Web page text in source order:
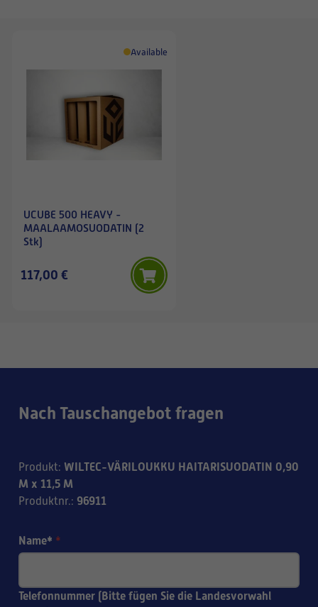
Available
UCUBE 500 HEAVY -
MAALAAMOSUODATIN (2
Stk)
117,00 €
Nach Tauschangebot fragen
Produkt: WILTEC-VÄRILOUKKU HAITARISUODATIN 0,90
M x 11,5 M
Produktnr.: 96911
Name* *
Telefonnummer (Bitte fügen Sie die Landesvorwahl